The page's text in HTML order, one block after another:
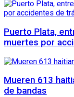
Puerto Plata,
muertes por
Mueren 613
de bandas